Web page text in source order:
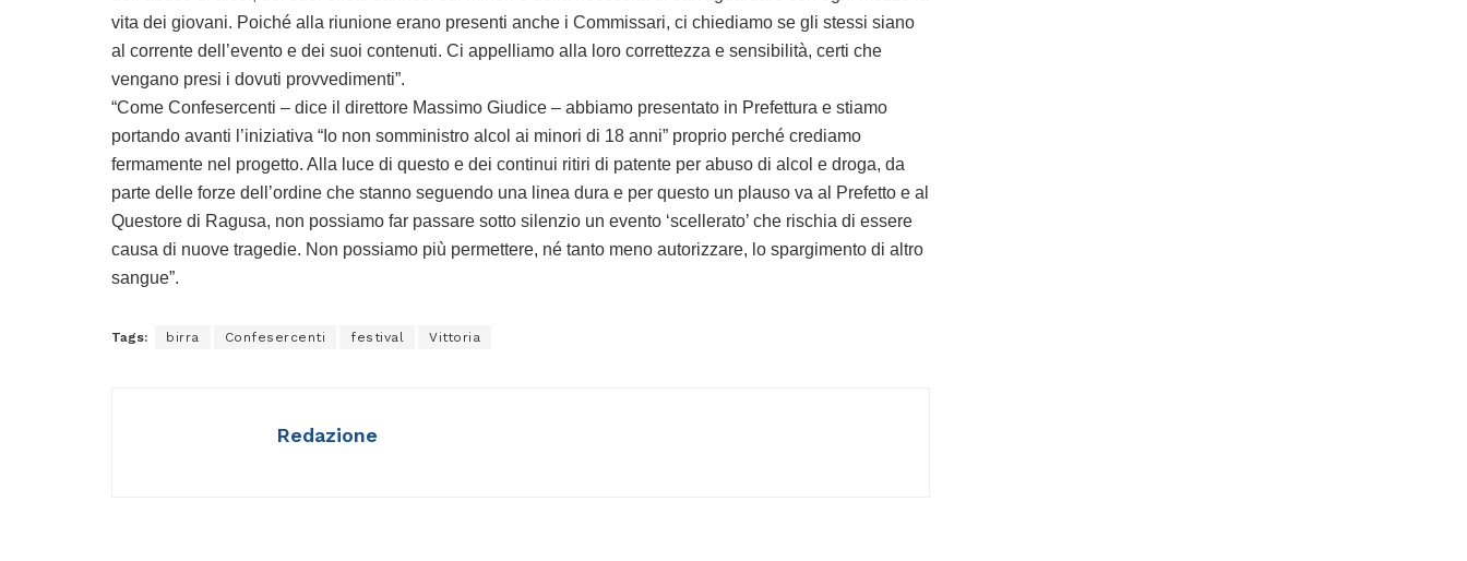
vita dei giovani. Poiché alla riunione erano presenti anche i Commissari, ci chiediamo se gli stessi siano
al corrente dell’evento e dei suoi contenuti. Ci appelliamo alla loro correttezza e sensibilità, certi che
vengano presi i dovuti provvedimenti”.
“Come Confesercenti – dice il direttore Massimo Giudice – abbiamo presentato in Prefettura e stiamo
portando avanti l’iniziativa “Io non somministro alcol ai minori di 18 anni” proprio perché crediamo
fermamente nel progetto. Alla luce di questo e dei continui ritiri di patente per abuso di alcol e droga, da
parte delle forze dell’ordine che stanno seguendo una linea dura e per questo un plauso va al Prefetto e al
Questore di Ragusa, non possiamo far passare sotto silenzio un evento ‘scellerato’ che rischia di essere
causa di nuove tragedie. Non possiamo più permettere, né tanto meno autorizzare, lo spargimento di altro
sangue”.
Tags: birra Confesercenti festival Vittoria
Redazione